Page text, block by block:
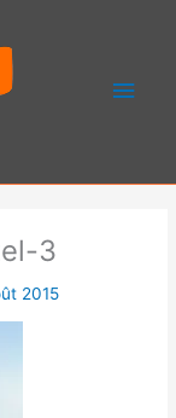
3
2015